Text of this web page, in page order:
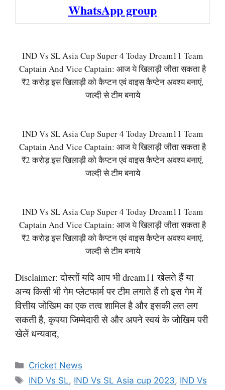
WhatsApp group
IND Vs SL Asia Cup Super 4 Today Dream11 Team
Captain And Vice Captain: आज ये खिलाड़ी जीता सकता है
₹2 करोड़ इस खिलाड़ी को कैप्टन एवं वाइस कैप्टेन अवश्य बनाएं,
जल्दी से टीम बनाये
IND Vs SL Asia Cup Super 4 Today Dream11 Team
Captain And Vice Captain: आज ये खिलाड़ी जीता सकता है
₹2 करोड़ इस खिलाड़ी को कैप्टन एवं वाइस कैप्टेन अवश्य बनाएं,
जल्दी से टीम बनाये
IND Vs SL Asia Cup Super 4 Today Dream11 Team
Captain And Vice Captain: आज ये खिलाड़ी जीता सकता है
₹2 करोड़ इस खिलाड़ी को कैप्टन एवं वाइस कैप्टेन अवश्य बनाएं,
जल्दी से टीम बनाये
Disclaimer: दोस्तों यदि आप भी dream11 खेलते हैं या
अन्य किसी भी गेम प्लेटफार्म पर टीम लगाते हैं तो इस गेम में
वित्तीय जोखिम का एक तत्व शामिल है और इसकी लत लग
सकती है, कृपया जिम्मेदारी से और अपने स्वयं के जोखिम परी
खेलें धन्यवाद,
Categories
Cricket News
Tags
IND Vs SL, IND Vs SL Asia cup 2023, IND Vs